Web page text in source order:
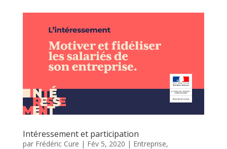
Intéressement et participation
par Frédéric Cure | Fév 5, 2020 | Entreprise,